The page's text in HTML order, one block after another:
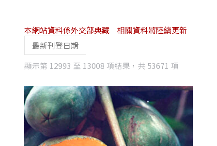
顯示第 12993 至 13008 項結果，共 53671 項
latest
本網站資料係外交部典藏 相關資料將陸續更新